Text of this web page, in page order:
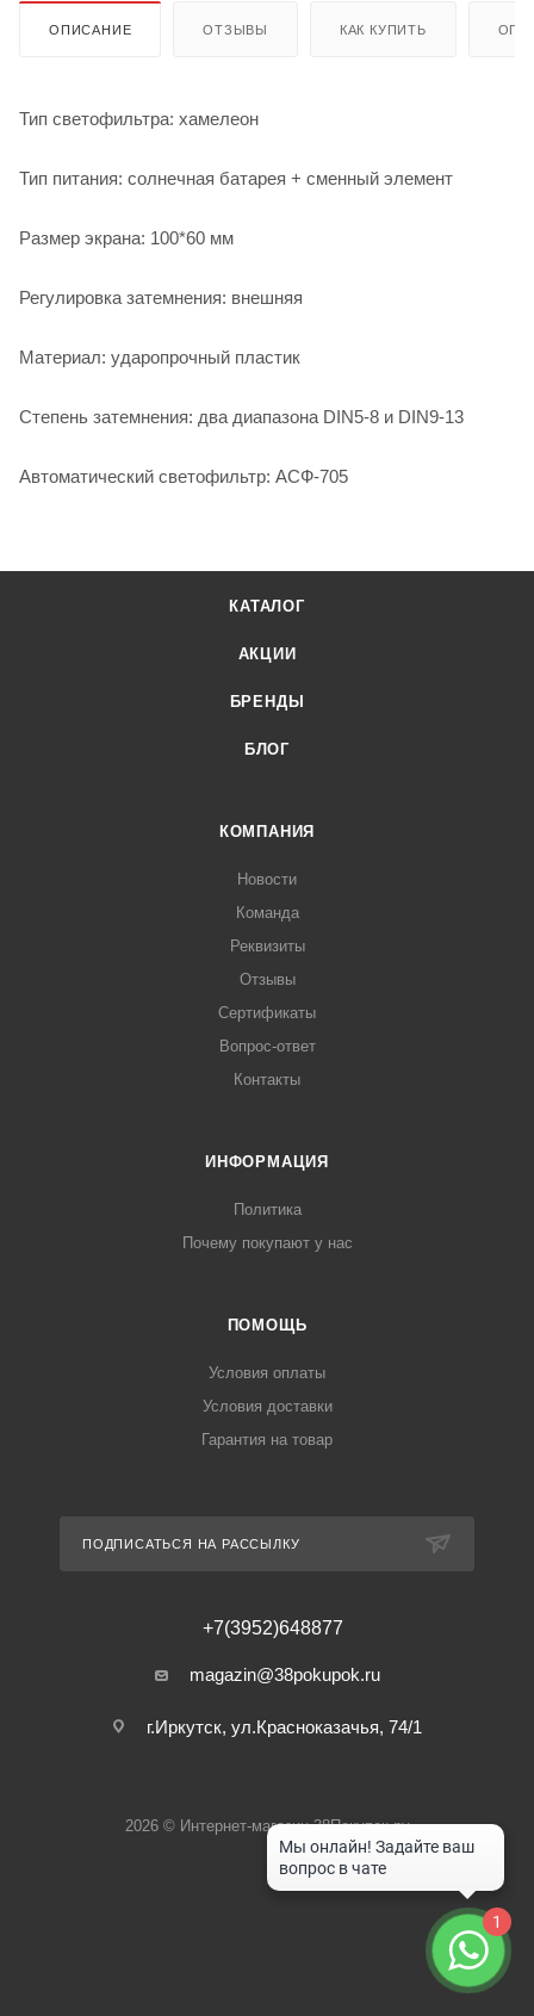
ОПИСАНИЕ ОТЗЫВЫ КАК КУПИТЬ
Тип светофильтра: хамелеон
Тип питания: солнечная батарея + сменный элемент
Размер экрана: 100*60 мм
Регулировка затемнения: внешняя
Материал: ударопрочный пластик
Степень затемнения: два диапазона DIN5-8 и DIN9-13
Автоматический светофильтр: АСФ-705
КАТАЛОГ
АКЦИИ
БРЕНДЫ
БЛОГ
КОМПАНИЯ
Новости
Команда
Реквизиты
Отзывы
Сертификаты
Вопрос-ответ
Контакты
ИНФОРМАЦИЯ
Политика
Почему покупают у нас
ПОМОЩЬ
Условия оплаты
Условия доставки
Гарантия на товар
ПОДПИСАТЬСЯ НА РАССЫЛКУ
+7(3952)648877
magazin@38pokupok.ru
г.Иркутск, ул.Красноказачья, 74/1
2026 © Интернет-магазин 38Покупок.ру
1